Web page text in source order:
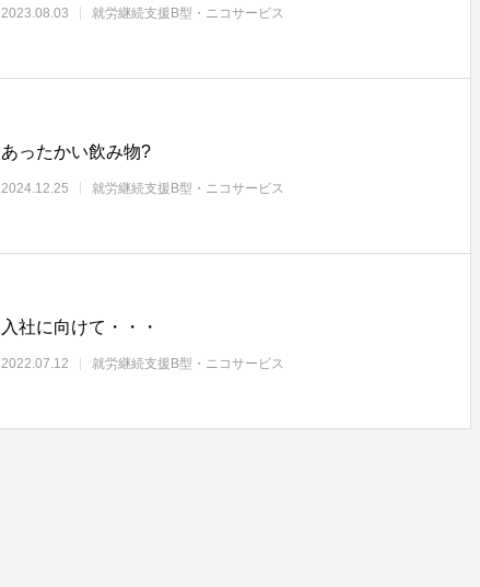
2023.08.03 就労継続支援B型・ニコサービス
あったかい飲み物?
2024.12.25 就労継続支援B型・ニコサービス
入社に向けて・・・
2022.07.12 就労継続支援B型・ニコサービス